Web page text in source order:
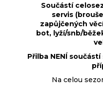
Obuv
Značky
Součástí
servis
zapůjčených
bot, lyží/snb/
Přilba NENÍ
Na celou